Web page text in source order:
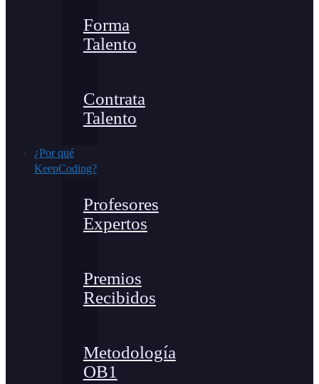
Forma
Talento
Contrata
Talento
¿Por qué
KeepCoding?
Profesores
Expertos
Premios
Recibidos
Metodología
OB1